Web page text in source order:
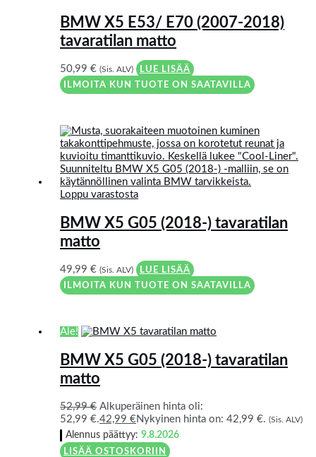
BMW X5 E53/ E70 (2007-2018)
tavaratilan matto
50,99€ (Sis. ALV)
LUE LISÄÄ
ILMOITA KUN TUOTE ON SAATAVILLA
Loppu varastosta
BMW X5 G05 (2018-) tavaratilan
matto
49,99€ (Sis. ALV)
LUE LISÄÄ
ILMOITA KUN TUOTE ON SAATAVILLA
Ale!
BMW X5 G05 (2018-) tavaratilan
matto
52,99€ Alkuperäinen hinta oli:
52,99 €.42,99€Nykyinen hinta on: 42,99 €. (Sis. ALV)
Alennus päättyy:9.8.2026
LISÄÄ OSTOSKORIIN